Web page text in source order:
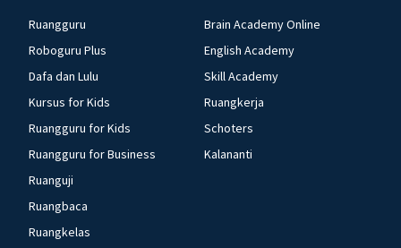
Ruangguru
Roboguru Plus
Dafa dan Lulu
Kursus for Kids
Ruangguru for Kids
Ruangguru for Business
Ruanguji
Ruangbaca
Ruangkelas
Brain Academy Online
English Academy
Skill Academy
Ruangkerja
Schoters
Kalananti